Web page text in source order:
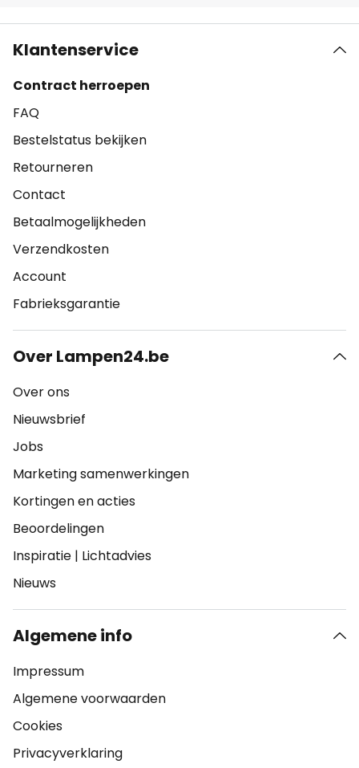
Klantenservice
Contract herroepen
FAQ
Bestelstatus bekijken
Retourneren
Contact
Betaalmogelijkheden
Verzendkosten
Account
Fabrieksgarantie
Over Lampen24.be
Over ons
Nieuwsbrief
Jobs
Marketing samenwerkingen
Kortingen en acties
Beoordelingen
Inspiratie | Lichtadvies
Nieuws
Algemene info
Impressum
Algemene voorwaarden
Cookies
Privacyverklaring